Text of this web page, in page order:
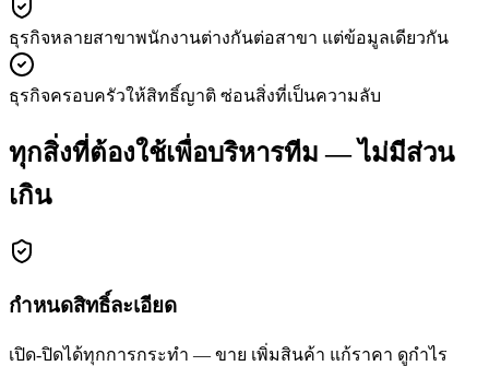
ธุรกิจหลายสาขาพนักงานต่างกันต่อสาขา แต่ข้อมูลเดียวกัน
ธุรกิจครอบครัวให้สิทธิ์ญาติ ซ่อนสิ่งที่เป็นความลับ
ทุกสิ่งที่ต้องใช้เพื่อบริหารทีม — ไม่มีส่วน
เกิน
กำหนดสิทธิ์ละเอียด
เปิด-ปิดได้ทุกการกระทำ — ขาย เพิ่มสินค้า แก้ราคา ดูกำไร